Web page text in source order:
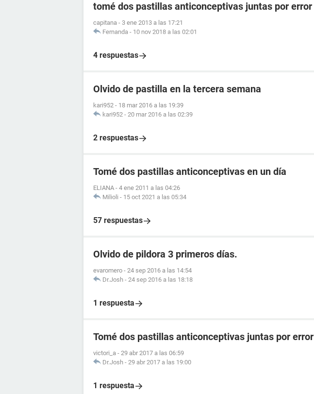
tomé dos pastillas anticonceptivas juntas por error
capitana - 3 ene 2013 a las 17:21
Fernanda - 10 nov 2018 a las 02:01
4 respuestas
Olvido de pastilla en la tercera semana
kari952 - 18 mar 2016 a las 19:39
kari952 - 20 mar 2016 a las 02:39
2 respuestas
Tomé dos pastillas anticonceptivas en un día
ELIANA - 4 ene 2011 a las 04:26
Milioli - 15 oct 2021 a las 05:34
57 respuestas
Olvido de pildora 3 primeros días.
evaromero - 24 sep 2016 a las 14:54
Dr.Josh - 24 sep 2016 a las 18:18
1 respuesta
Tomé dos pastillas anticonceptivas juntas por error
victori_a - 29 abr 2017 a las 06:59
Dr.Josh - 29 abr 2017 a las 19:00
1 respuesta